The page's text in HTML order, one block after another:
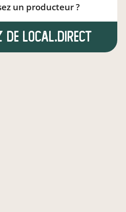
un producteur ?
de local.direct